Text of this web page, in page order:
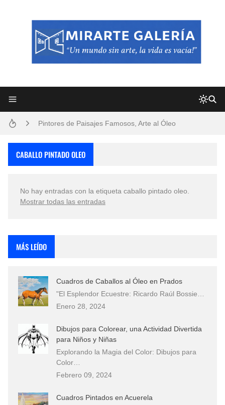
Pintores de Paisajes Famosos, Arte al Óleo
Que significan los cuadros de negras africanas?
El mundo del arte en pintura surrealista
CABALLO PINTADO OLEO
No hay entradas con la etiqueta caballo pintado oleo
Mostrar todas las entradas
MÁS LEÍDO
Cuadros de Caballos al Óleo en Prados
"El Esplendor Ecuestre: Ricardo Raúl Bossie…
Enero 28, 2024
Dibujos para Colorear, una Actividad Divertida
para Niños y Niñas
Explorando la Magia del Color: Dibujos para
Color…
Febrero 09, 2024
Cuadros Pintados en Acuerela